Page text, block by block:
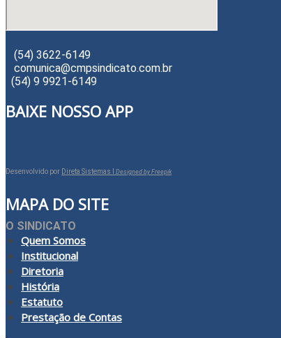
(54) 3622-6149
comunica@cmpsindicato.com.br
(54) 9 9921-6149
BAIXE NOSSO APP
Desenvolvido por Direta Sistemas I Designed by Freepik
MAPA DO SITE
O SINDICATO
Quem Somos
Institucional
Diretoria
História
Estatuto
Prestação de Contas